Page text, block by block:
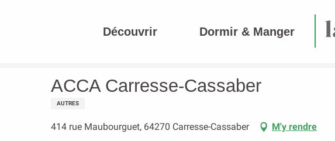
Découvrir Dormir & Manger
ACCA Carresse-Cassaber
AUTRES
414 rue Maubourguet, 64270 Carresse-Cassaber M'y rendre